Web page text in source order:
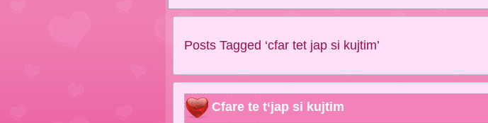
Posts Tagged ‘cfar tet jap si kujtim’
Cfare te t‘jap si kujtim